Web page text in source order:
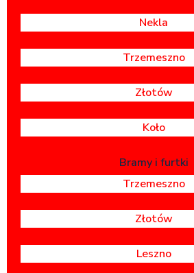
Nekla
Trzemeszno
Złotów
Koło
Bramy i furtki
Trzemeszno
Złotów
Leszno